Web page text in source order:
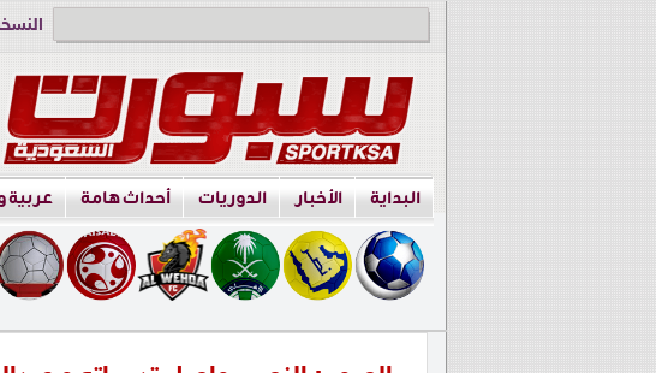
البداية الأخبار الدوريات أحداث هامة عربية